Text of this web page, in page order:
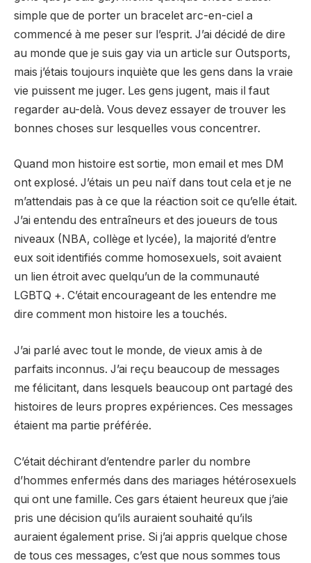
simple que de porter un bracelet arc-en-ciel a
commencé à me peser sur l’esprit. J’ai décidé de dire
au monde que je suis gay via un article sur Outsports,
mais j’étais toujours inquiète que les gens dans la vraie
vie puissent me juger. Les gens jugent, mais il faut
regarder au-delà. Vous devez essayer de trouver les
bonnes choses sur lesquelles vous concentrer.
Quand mon histoire est sortie, mon email et mes DM
ont explosé. J’étais un peu naïf dans tout cela et je ne
m’attendais pas à ce que la réaction soit ce qu’elle était.
J’ai entendu des entraîneurs et des joueurs de tous
niveaux (NBA, collège et lycée), la majorité d’entre
eux soit identifiés comme homosexuels, soit avaient
un lien étroit avec quelqu’un de la communauté
LGBTQ +. C’était encourageant de les entendre me
dire comment mon histoire les a touchés.
J’ai parlé avec tout le monde, de vieux amis à de
parfaits inconnus. J’ai reçu beaucoup de messages
me félicitant, dans lesquels beaucoup ont partagé des
histoires de leurs propres expériences. Ces messages
étaient ma partie préférée.
C’était déchirant d’entendre parler du nombre
d’hommes enfermés dans des mariages hétérosexuels
qui ont une famille. Ces gars étaient heureux que j’aie
pris une décision qu’ils auraient souhaité qu’ils
auraient également prise. Si j’ai appris quelque chose
de tous ces messages, c’est que nous sommes tous